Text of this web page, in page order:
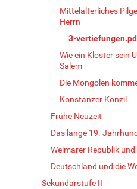
Mittelalterliches
Herrn
3-
Wie ein Kloster sein
Salem
Die Mongolen
Konstanzer Konzil
Frühe Neuzeit
Das lange 19.
Weimarer Republik
Deutschland und die
Sekundarstufe II